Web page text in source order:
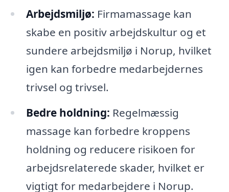
Arbejdsmiljø: Firmamassage kan
skabe en positiv arbejdskultur og et
sundere arbejdsmiljø i Norup, hvilket
igen kan forbedre medarbejdernes
trivsel og trivsel.
Bedre holdning: Regelmæssig
massage kan forbedre kroppens
holdning og reducere risikoen for
arbejdsrelaterede skader, hvilket er
vigtigt for medarbejdere i Norup.